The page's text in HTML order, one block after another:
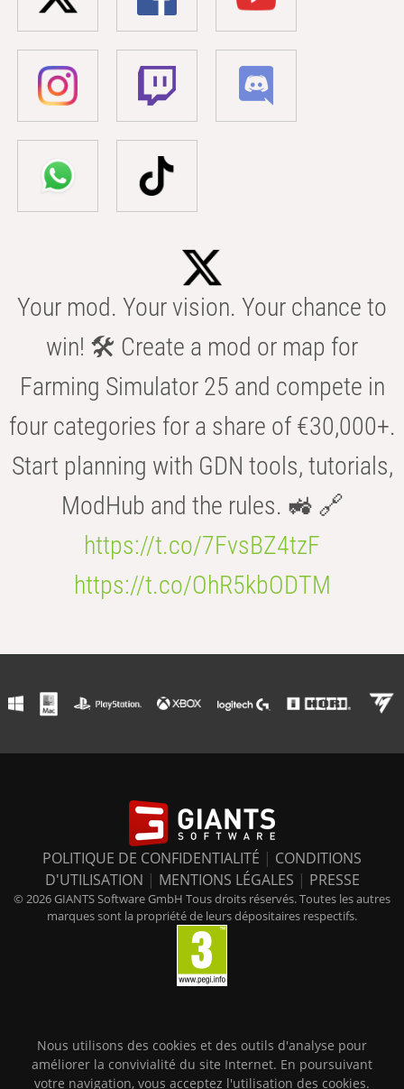
Your mod. Your vision. Your chance to
win! 🛠️ Create a mod or map for
Farming Simulator 25 and compete in
four categories for a share of €30,000+.
Start planning with GDN tools, tutorials,
ModHub and the rules. 🚜 🔗
https://t.co/7FvsBZ4tzF
https://t.co/OhR5kbODTM
POLITIQUE DE CONFIDENTIALITÉ | CONDITIONS
D'UTILISATION | MENTIONS LÉGALES | PRESSE
© 2026 GIANTS Software GmbH Tous droits réservés. Toutes les autres
marques sont la propriété de leurs dépositaires respectifs.
Nous utilisons des cookies et des outils d'analyse pour
améliorer la convivialité du site Internet. En poursuivant
votre navigation, vous acceptez l'utilisation des cookies.